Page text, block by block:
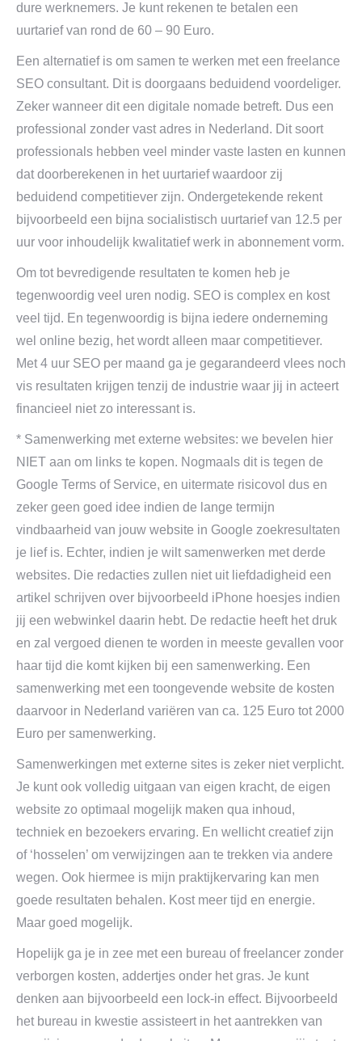
dure werknemers. Je kunt rekenen te betalen een
uurtarief van rond de 60 – 90 Euro.
Een alternatief is om samen te werken met een freelance
SEO consultant. Dit is doorgaans beduidend voordeliger.
Zeker wanneer dit een digitale nomade betreft. Dus een
professional zonder vast adres in Nederland. Dit soort
professionals hebben veel minder vaste lasten en kunnen
dat doorberekenen in het uurtarief waardoor zij
beduidend competitiever zijn. Ondergetekende rekent
bijvoorbeeld een bijna socialistisch uurtarief van 12.5 per
uur voor inhoudelijk kwalitatief werk in abonnement vorm.
Om tot bevredigende resultaten te komen heb je
tegenwoordig veel uren nodig. SEO is complex en kost
veel tijd. En tegenwoordig is bijna iedere onderneming
wel online bezig, het wordt alleen maar competitiever.
Met 4 uur SEO per maand ga je gegarandeerd vlees noch
vis resultaten krijgen tenzij de industrie waar jij in acteert
financieel niet zo interessant is.
* Samenwerking met externe websites: we bevelen hier
NIET aan om links te kopen. Nogmaals dit is tegen de
Google Terms of Service, en uitermate risicovol dus en
zeker geen goed idee indien de lange termijn
vindbaarheid van jouw website in Google zoekresultaten
je lief is. Echter, indien je wilt samenwerken met derde
websites. Die redacties zullen niet uit liefdadigheid een
artikel schrijven over bijvoorbeeld iPhone hoesjes indien
jij een webwinkel daarin hebt. De redactie heeft het druk
en zal vergoed dienen te worden in meeste gevallen voor
haar tijd die komt kijken bij een samenwerking. Een
samenwerking met een toongevende website de kosten
daarvoor in Nederland variëren van ca. 125 Euro tot 2000
Euro per samenwerking.
Samenwerkingen met externe sites is zeker niet verplicht.
Je kunt ook volledig uitgaan van eigen kracht, de eigen
website zo optimaal mogelijk maken qua inhoud,
techniek en bezoekers ervaring. En wellicht creatief zijn
of ‘hosselen’ om verwijzingen aan te trekken via andere
wegen. Ook hiermee is mijn praktijkervaring kan men
goede resultaten behalen. Kost meer tijd en energie.
Maar goed mogelijk.
Hopelijk ga je in zee met een bureau of freelancer zonder
verborgen kosten, addertjes onder het gras. Je kunt
denken aan bijvoorbeeld een lock-in effect. Bijvoorbeeld
het bureau in kwestie assisteert in het aantrekken van